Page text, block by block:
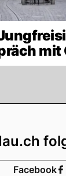
mit
Facebook